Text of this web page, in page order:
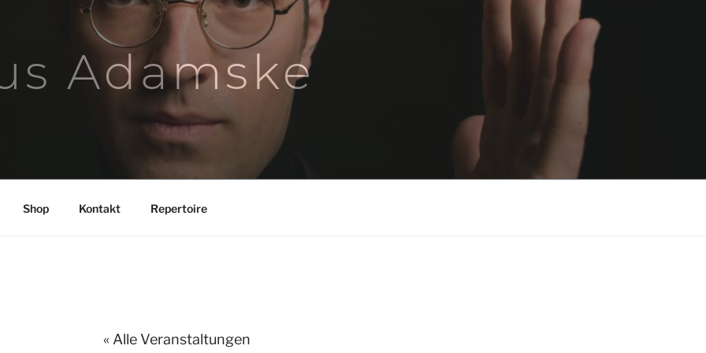
Adamske
Shop Kontakt Repertoire
« Alle Veranstaltungen